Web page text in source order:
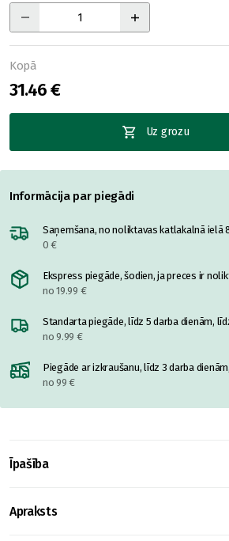
Kopā
31.46 €
Uz grozu
Informācija par piegādi
Saņemšana, no noliktavas katlakalnā ielā
0 €
Ekspress piegāde, šodien, ja preces ir
no 19.99 €
Standarta piegāde, līdz 5 darba dienām,
no 9.99 €
Piegāde ar izkraušanu, līdz 3 darba
no 99 €
Īpašība
Apraksts